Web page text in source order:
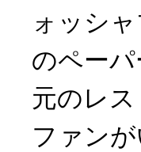
ォッシ
のペー
元のレ
ファン